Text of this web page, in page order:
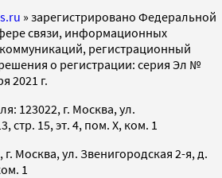
» зарегистрировано Федеральной
связи, информационных
регистрационный
о регистрации: серия Эл №
2021 г.
123022, г. Москва, ул.
стр. 15, эт. 4, пом. X, ком. 1
Москва, ул. Звенигородская 2-я, д.
1